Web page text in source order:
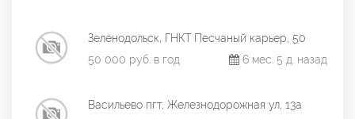
Зеленодольск, ГНКТ Песчаный карьер, 50
50 000 руб. в год
6 мес. 5 д. назад
Васильево пгт, Железнодорожная ул, 13а